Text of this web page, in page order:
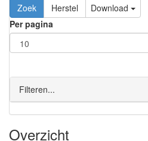
Download
Per pagina
Filteren...
Overzicht